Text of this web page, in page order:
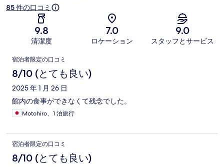
85 件の口コミ
9.8
清潔度
7.0
ロケーション
9.0
スタッフとサービス
口
コ
ミ
宿泊者限定の口コミ
8/10 (とても良い)
2025 年 1 月 26 日
館内の食事ができなくて残念でした。
Motohiro、1 泊旅行
宿泊者限定の口コミ
8/10 (とても良い)